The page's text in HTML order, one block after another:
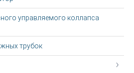
управляемого коллапса
трубок